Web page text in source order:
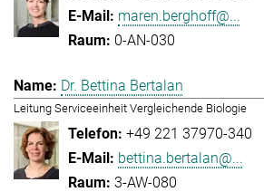
maren.berghoff@...
0-AN-030
Dr. Bettina Bertalan
Leitung Serviceeinheit Vergleichende Biologie
+49 221 37970-340
bettina.bertalan@...
3-AW-080